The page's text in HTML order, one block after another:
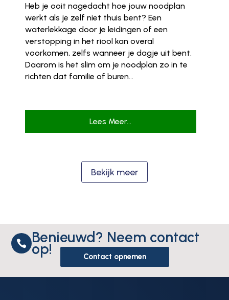
Heb je ooit nagedacht hoe jouw noodplan
werkt als je zelf niet thuis bent? Een
waterlekkage door je leidingen of een
verstopping in het riool kan overal
voorkomen, zelfs wanneer je dagje uit bent.
Daarom is het slim om je noodplan zo in te
richten dat familie of buren...
Lees Meer...
Bekijk meer
 Benieuwd? Neem contact
op! Contact opnemen